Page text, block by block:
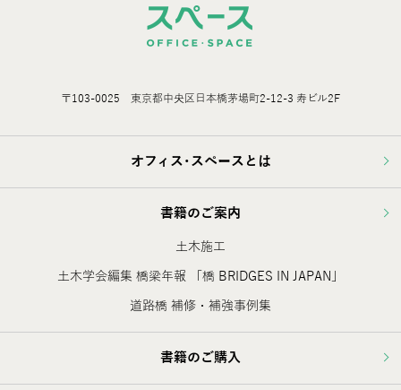
〒103-0025 東京都中央区日本橋茅場町2-12-3 寿ビル2F
オフィス･スペースとは
書籍のご案内
土木施工
土木学会編集 橋梁年報 「橋 BRIDGES IN JAPAN」
道路橋 補修・補強事例集
書籍のご購入